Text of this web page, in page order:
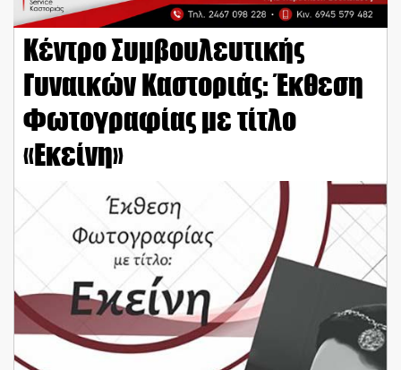
Κέντρο Συμβουλευτικής
Γυναικών Καστοριάς: Έκθεση
Φωτογραφίας με τίτλο
«Εκείνη»